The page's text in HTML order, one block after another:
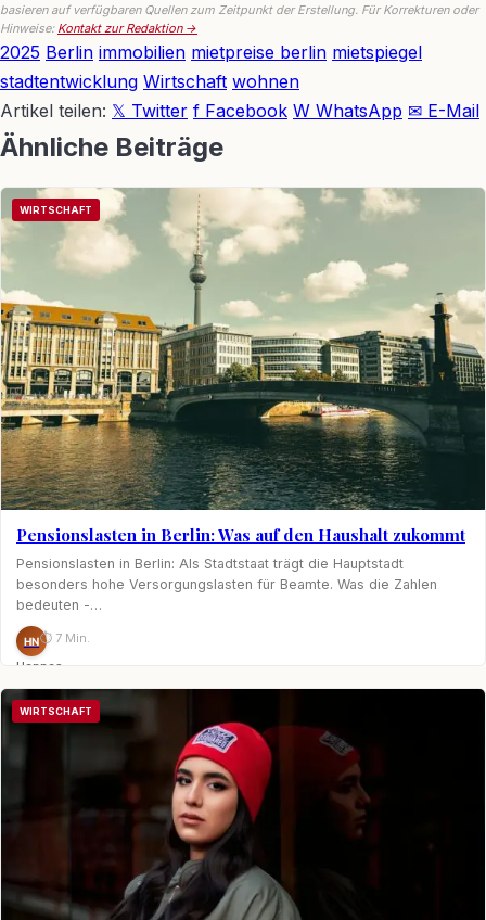
basieren auf verfügbaren Quellen zum Zeitpunkt der Erstellung. Für Korrekturen oder
Hinweise: Kontakt zur Redaktion →
2025 Link
Berlin immobilien mietpreise berlin mietspiegel
stadtentwicklung Wirtschaft wohnen
Artikel teilen: 𝕏 Twitter f Facebook W WhatsApp ✉ E-Mail
Ähnliche Beiträge
WIRTSCHAFT
Pensionslasten in Berlin: Was auf den Haushalt zukommt
Pensionslasten in Berlin: Als Stadtstaat trägt die Hauptstadt
besonders hohe Versorgungslasten für Beamte. Was die Zahlen
bedeuten -…
HN
Hannes
Nagel
⏱ 7 Min.
WIRTSCHAFT